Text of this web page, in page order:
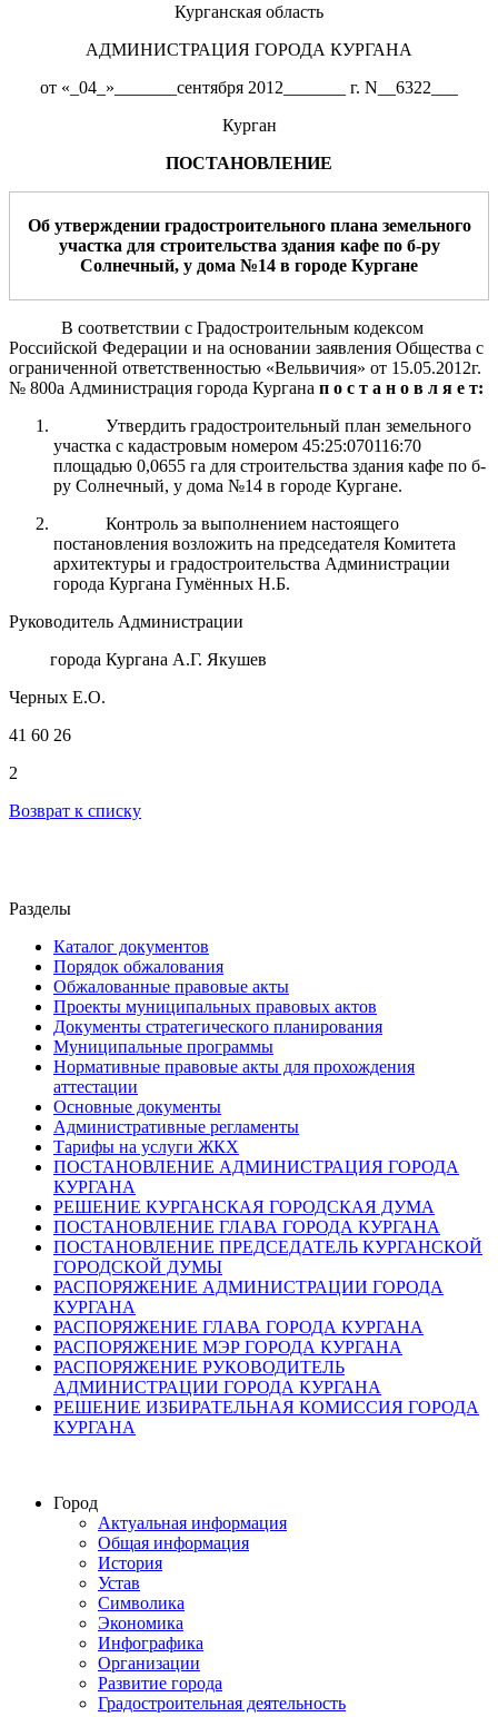
Курганская область
АДМИНИСТРАЦИЯ ГОРОДА КУРГАНА
от «_04_»_______сентября 2012_______ г. N__6322___
Курган
ПОСТАНОВЛЕНИЕ
Об утверждении градостроительного плана земельного
участка для строительства здания кафе по б-ру
Солнечный, у дома №14 в городе Кургане
В соответствии с Градостроительным кодексом
Российской Федерации и на основании заявления Общества с
ограниченной ответственностью «Вельвичия» от 15.05.2012г.
№ 800а Администрация города Кургана п о с т а н о в л я е т:
Утвердить градостроительный план земельного
участка с кадастровым номером 45:25:070116:70
площадью 0,0655 га для строительства здания кафе по б-
ру Солнечный, у дома №14 в городе Кургане.
Контроль за выполнением настоящего
постановления возложить на председателя Комитета
архитектуры и градостроительства Администрации
города Кургана Гумённых Н.Б.
Руководитель Администрации
города Кургана А.Г. Якушев
Черных Е.О.
41 60 26
2
Возврат к списку
Разделы
Каталог документов
Порядок обжалования
Обжалованные правовые акты
Проекты муниципальных правовых актов
Документы стратегического планирования
Муниципальные программы
Нормативные правовые акты для прохождения
аттестации
Основные документы
Административные регламенты
Тарифы на услуги ЖКХ
ПОСТАНОВЛЕНИЕ АДМИНИСТРАЦИЯ ГОРОДА
КУРГАНА
РЕШЕНИЕ КУРГАНСКАЯ ГОРОДСКАЯ ДУМА
ПОСТАНОВЛЕНИЕ ГЛАВА ГОРОДА КУРГАНА
ПОСТАНОВЛЕНИЕ ПРЕДСЕДАТЕЛЬ КУРГАНСКОЙ
ГОРОДСКОЙ ДУМЫ
РАСПОРЯЖЕНИЕ АДМИНИСТРАЦИИ ГОРОДА
КУРГАНА
РАСПОРЯЖЕНИЕ ГЛАВА ГОРОДА КУРГАНА
РАСПОРЯЖЕНИЕ МЭР ГОРОДА КУРГАНА
РАСПОРЯЖЕНИЕ РУКОВОДИТЕЛЬ
АДМИНИСТРАЦИИ ГОРОДА КУРГАНА
РЕШЕНИЕ ИЗБИРАТЕЛЬНАЯ КОМИССИЯ ГОРОДА
КУРГАНА
Город
Актуальная информация
Общая информация
История
Устав
Символика
Экономика
Инфографика
Организации
Развитие города
Градостроительная деятельность